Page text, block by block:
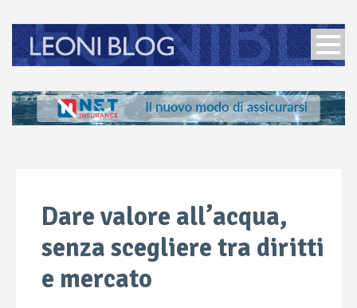
Dare valore all’acqua,
senza scegliere tra diritti
e mercato